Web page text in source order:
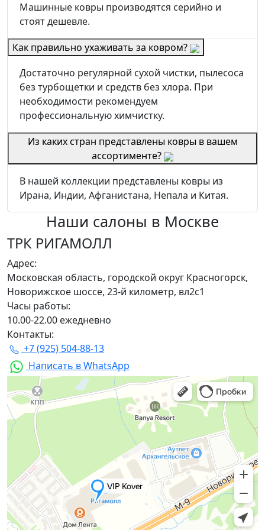
Машинные ковры производятся серийно и
стоят дешевле.
Как правильно ухаживать за ковром?
Достаточно регулярной сухой чистки, пылесоса
без турбощетки и средств без хлора. При
необходимости рекомендуем
профессиональную химчистку.
Из каких стран представлены ковры в вашем
ассортименте?
В нашей коллекции представлены ковры из
Ирана, Индии, Афганистана, Непала и Китая.
Наши салоны в Москве
ТРК РИГАМОЛЛ
Адрес:
Московская область, городской округ Красногорск,
Новорижское шоссе, 23-й километр, вл2с1
Часы работы:
10.00-22.00 ежедневно
Контакты:
+7 (925) 504-88-13
Написать в WhatsApp